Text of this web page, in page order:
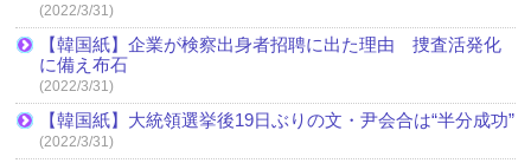
(2022/3/31)
【韓国紙】企業が検察出身者招聘に出た理由 捜査活発化
に備え布石
(2022/3/31)
【韓国紙】大統領選挙後19日ぶりの文・尹会合は“半分成功”
(2022/3/31)